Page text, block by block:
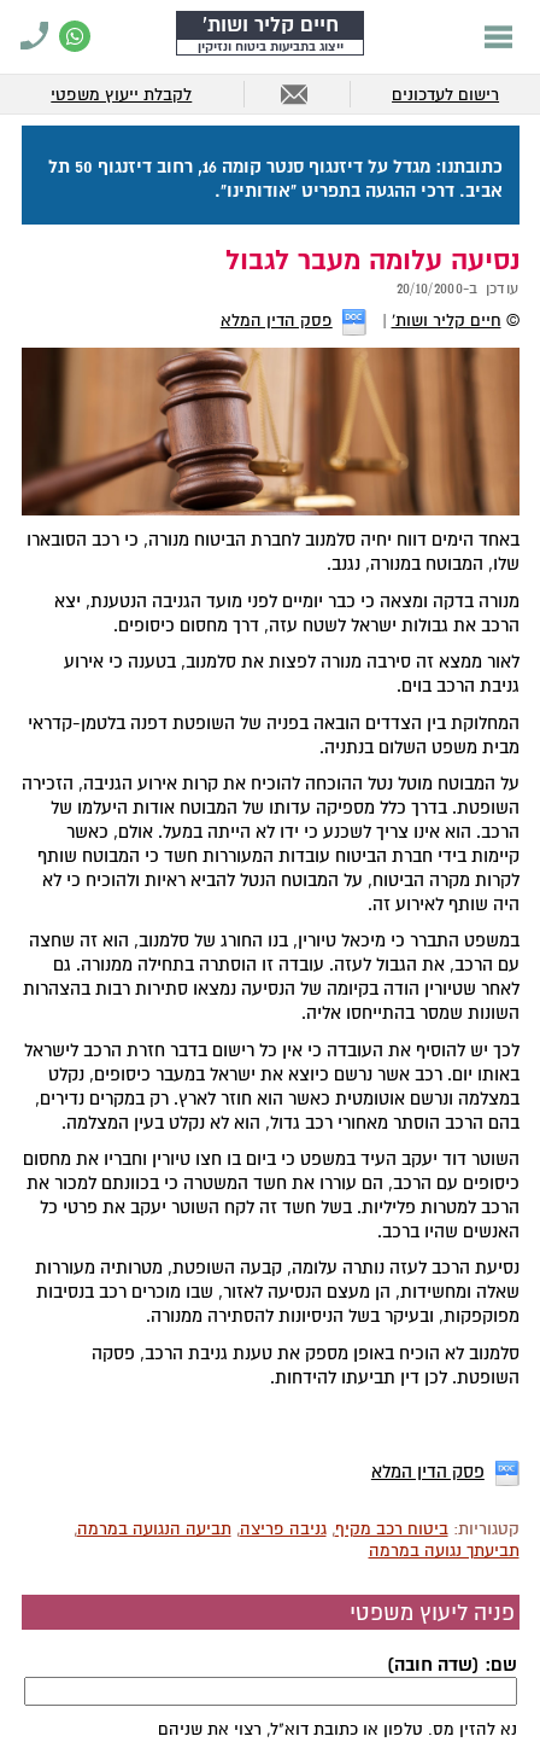
חיים קליר ושות'
ייצוג בתביעות ביטוח ונזיקין
רישום לעדכונים לקבלת ייעוץ משפטי
כתובתנו: מגדל על דיזנגוף סנטר קומה 16, רחוב דיזנגוף 50 תל
אביב. דרכי ההגעה בתפריט "אודותינו".
נסיעה עלומה מעבר לגבול
עודכן ב-20/10/2000
© חיים קליר ושות' פסק הדין המלא
באחד הימים דווח יחיה סלמנוב לחברת הביטוח מנורה, כי רכב הסובארו
שלו, המבוטח במנורה, נגנב.
מנורה בדקה ומצאה כי כבר יומיים לפני מועד הגניבה הנטענת, יצא
הרכב את גבולות ישראל לשטח עזה, דרך מחסום כיסופים.
לאור ממצא זה סירבה מנורה לפצות את סלמנוב, בטענה כי אירוע
גניבת הרכב בוים.
המחלוקת בין הצדדים הובאה בפניה של השופטת דפנה בלטמן-קדראי
מבית משפט השלום בנתניה.
על המבוטח מוטל נטל ההוכחה להוכיח את קרות אירוע הגניבה, הזכירה
השופטת. בדרך כלל מספיקה עדותו של המבוטח אודות היעלמו של
הרכב. הוא אינו צריך לשכנע כי ידו לא הייתה במעל. אולם, כאשר
קיימות בידי חברת הביטוח עובדות המעוררות חשד כי המבוטח שותף
לקרות מקרה הביטוח, על המבוטח הנטל להביא ראיות ולהוכיח כי לא
היה שותף לאירוע זה.
במשפט התברר כי מיכאל טיורין, בנו החורג של סלמנוב, הוא זה שחצה
עם הרכב, את הגבול לעזה. עובדה זו הוסתרה בתחילה ממנורה. גם
לאחר שטיורין הודה בקיומה של הנסיעה נמצאו סתירות רבות בהצהרות
השונות שמסר בהתייחסו אליה.
לכך יש להוסיף את העובדה כי אין כל רישום בדבר חזרת הרכב לישראל
באותו יום. רכב אשר נרשם כיוצא את ישראל במעבר כיסופים, נקלט
במצלמה ונרשם אוטומטית כאשר הוא חוזר לארץ. רק במקרים נדירים,
בהם הרכב הוסתר מאחורי רכב גדול, הוא לא נקלט בעין המצלמה.
השוטר דוד יעקב העיד במשפט כי ביום בו חצו טיורין וחבריו את מחסום
כיסופים עם הרכב, הם עוררו את חשד המשטרה כי בכוונתם למכור את
הרכב למטרות פליליות. בשל חשד זה לקח השוטר יעקב את פרטי כל
האנשים שהיו ברכב.
נסיעת הרכב לעזה נותרה עלומה, קבעה השופטת, מטרותיה מעוררות
שאלה ומחשידות, הן מעצם הנסיעה לאזור, שבו מוכרים רכב בנסיבות
מפוקפקות, ובעיקר בשל הניסיונות להסתירה ממנורה.
סלמנוב לא הוכיח באופן מספק את טענת גניבת הרכב, פסקה
השופטת. לכן דין תביעתו להידחות.
פסק הדין המלא
קטגוריות:ביטוח רכב מקיף,גניבה פריצה,תביעה הנגועה במרמה,
תביעתך נגועה במרמה
פניה ליעוץ משפטי
שם: (שדה חובה)
נא להזין מס. טלפון או כתובת דוא"ל, רצוי את שניהם